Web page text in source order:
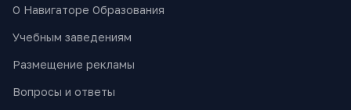
О Навигаторе Образования
Учебным заведениям
Размещение рекламы
Вопросы и ответы